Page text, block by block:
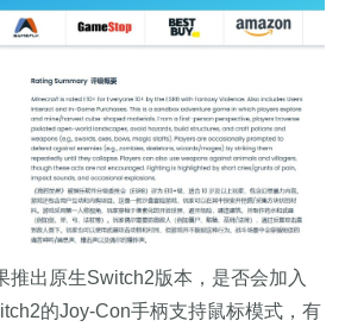
推出原生Switch2版本，是否会加入
的Joy-Con手柄支持鼠标模式，有